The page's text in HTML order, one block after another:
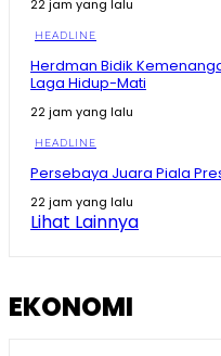
09:04
Kepala BRIN
Nuklir RI di
Masih Kalah
Prabowo
Sepatu Super
22 jam yang lalu
HEADLINE
Herdman Bidik
Laga Hidup-Mati
22 jam yang lalu
HEADLINE
Persebaya Juara Piala
22 jam yang lalu
Lihat Lainnya
EKONOMI